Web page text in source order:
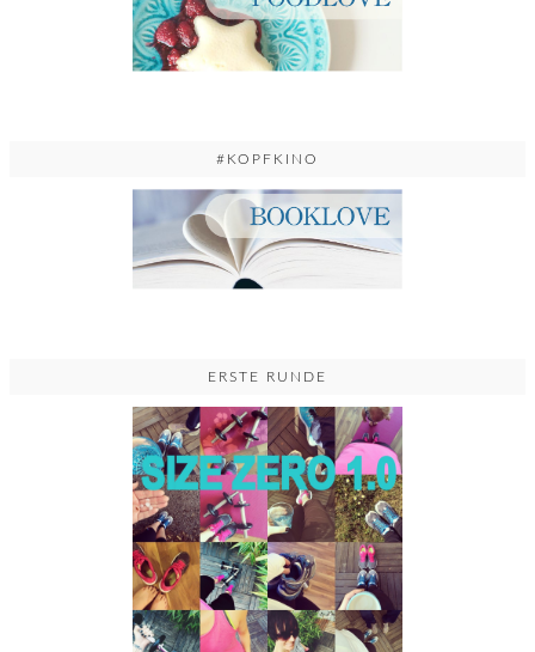
#KOPFKINO
ERSTE RUNDE